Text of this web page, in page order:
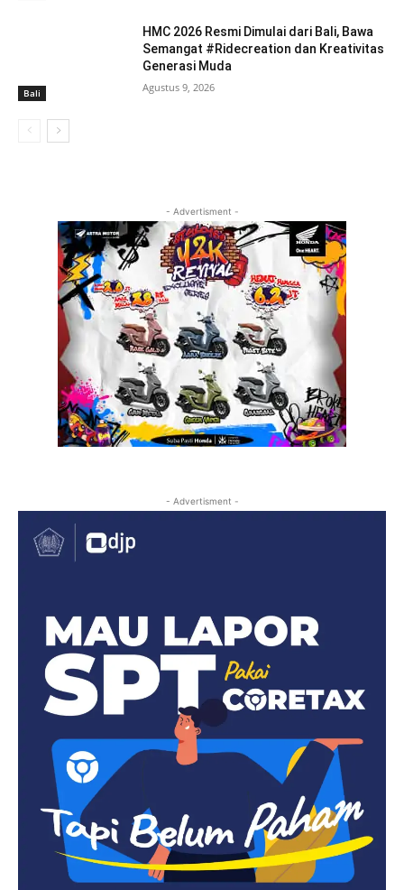
Bali
HMC 2026 Resmi Dimulai dari Bali, Bawa
Semangat #Ridecreation dan Kreativitas
Generasi Muda
Agustus 9, 2026
- Advertisment -
- Advertisment -